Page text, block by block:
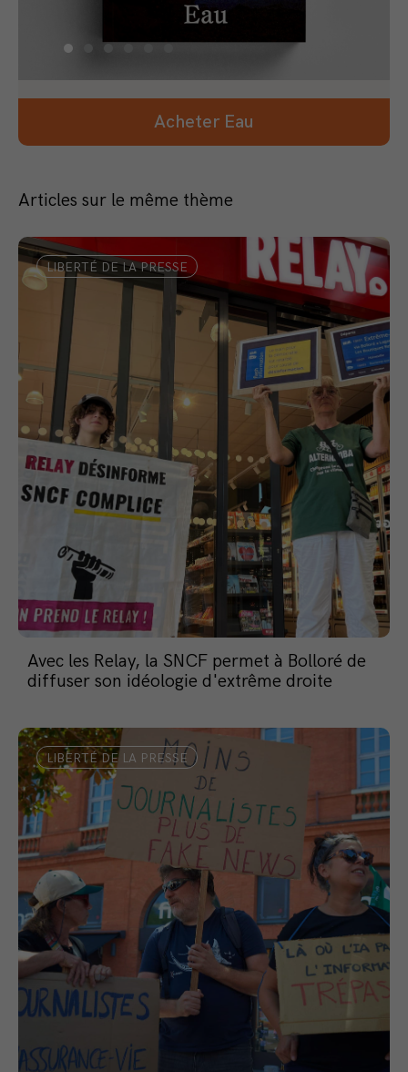
Acheter Eau
Articles sur le même thème
LIBERTÉ DE LA PRESSE
Avec les Relay, la SNCF permet à Bolloré de
diffuser son idéologie d'extrême droite
LIBERTÉ DE LA PRESSE